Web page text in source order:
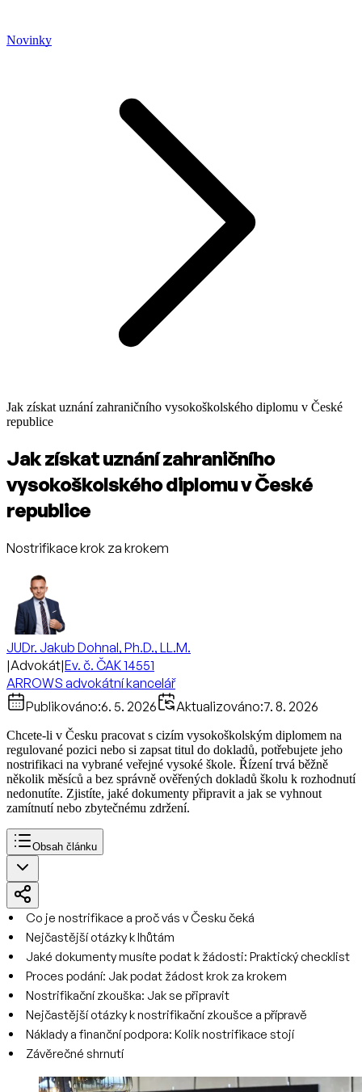
Novinky
Jak získat uznání zahraničního vysokoškolského diplomu v České
republice
Jak získat uznání zahraničního
vysokoškolského diplomu v České
republice
Nostrifikace krok za krokem
JUDr. Jakub Dohnal, Ph.D., LL.M.
|Advokát|Ev. č. ČAK 14551
ARROWS advokátní kancelář
Publikováno:6. 5. 2026 Aktualizováno:7. 8. 2026
Chcete-li v Česku pracovat s cizím vysokoškolským diplomem na
regulované pozici nebo si zapsat titul do dokladů, potřebujete jeho
nostrifikaci na vybrané veřejné vysoké škole. Řízení trvá běžně
několik měsíců a bez správně ověřených dokladů školu k rozhodnutí
nedonutíte. Zjistíte, jaké dokumenty připravit a jak se vyhnout
zamítnutí nebo zbytečnému zdržení.
Obsah článku
Co je nostrifikace a proč vás v Česku čeká
Nejčastější otázky k lhůtám
Jaké dokumenty musíte podat k žádosti: Praktický checklist
Proces podání: Jak podat žádost krok za krokem
Nostrifikační zkouška: Jak se připravit
Nejčastější otázky k nostrifikační zkoušce a přípravě
Náklady a finanční podpora: Kolik nostrifikace stojí
Závěrečné shrnutí